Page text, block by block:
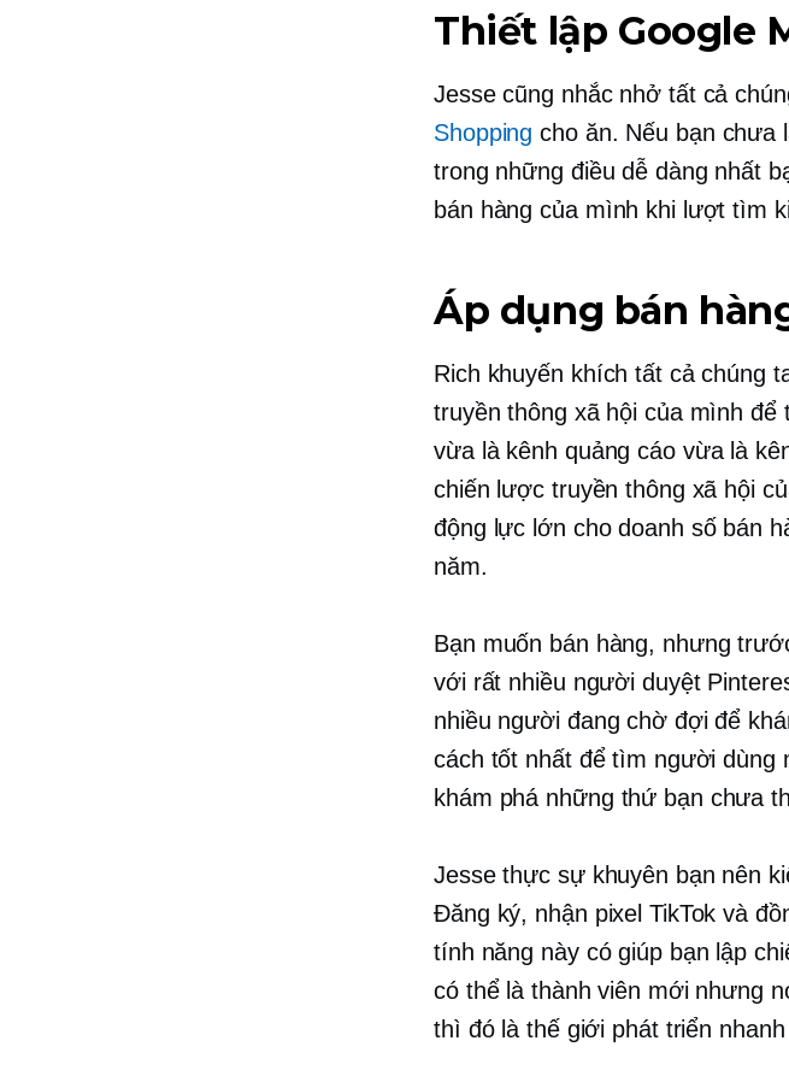
Thiết lập Google
Jesse cũng nhắc nhở tất cả
Shopping cho ăn. Nếu bạn chưa
trong những điều dễ dàng nhất
bán hàng của mình khi lượt tìm
Áp dụng bán
Rich khuyến khích tất cả chúng
truyền thông xã hội của mình
vừa là kênh quảng cáo vừa là
chiến lược truyền thông xã hội
động lực lớn cho doanh số bán
năm.
Bạn muốn bán hàng, nhưng
với rất nhiều người duyệt
nhiều người đang chờ đợi để
cách tốt nhất để tìm người dùng
khám phá những thứ bạn chưa
Jesse thực sự khuyên bạn nên
Đăng ký, nhận pixel TikTok và
tính năng này có giúp bạn lập
có thể là thành viên mới nhưng
thì đó là thế giới phát triển